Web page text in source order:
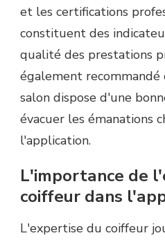
et les certifications
constituent des
qualité des prestations
également
salon dispose d'une
évacuer les émanations
l'application.
L'importance de
coiffeur dans
L'expertise du coiffeur